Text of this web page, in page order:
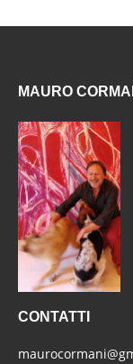
MAURO
CONTATTI